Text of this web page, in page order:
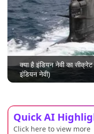
क्या है इंडियन नेवी का
इंडियन नेवी)
Quick AI
Click here to view more